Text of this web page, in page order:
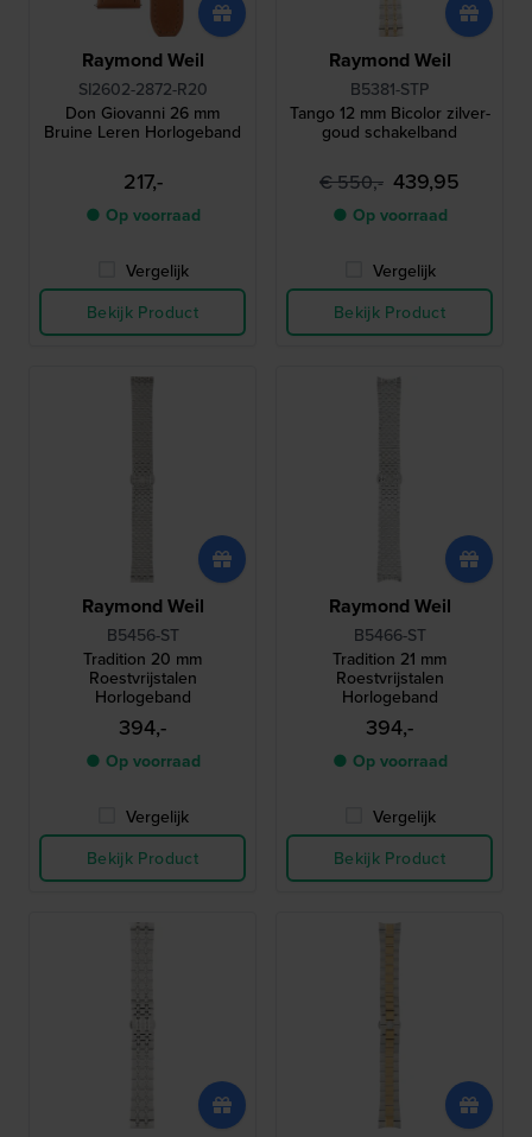
Raymond Weil
SI2602-2872-R20
Don Giovanni 26 mm
Bruine Leren Horlogeband
217,-
● Op voorraad
Vergelijk
Bekijk Product
Raymond Weil
B5381-STP
Tango 12 mm Bicolor zilver-
goud schakelband
€ 550,- 439,95
● Op voorraad
Vergelijk
Bekijk Product
Raymond Weil
B5456-ST
Tradition 20 mm
Roestvrijstalen
Horlogeband
394,-
● Op voorraad
Vergelijk
Bekijk Product
Raymond Weil
B5466-ST
Tradition 21 mm
Roestvrijstalen
Horlogeband
394,-
● Op voorraad
Vergelijk
Bekijk Product